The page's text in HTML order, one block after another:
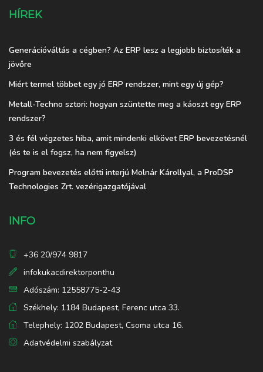
HÍREK
Generációváltás a cégben? Az ERP lesz a legjobb biztosíték a
jövőre
Miért termel többet egy jó ERP rendszer, mint egy új gép?
Metall-Techno sztori: hogyan szüntette meg a káoszt egy ERP
rendszer?
3 és fél végzetes hiba, amit mindenki elkövet ERP bevezetésnél
(és te is el fogsz, ha nem figyelsz)
Program bevezetés előtti interjú Molnár Károllyal, a ProDSP
Technologies Zrt. vezérigazgatójával
INFO
+36 20/974 9817
infokukacdirektorponthu
Adószám: 12558775-2-43
Székhely: 1184 Budapest, Ferenc utca 33.
Telephely: 1202 Budapest, Csoma utca 16.
Adatvédelmi szabályzat